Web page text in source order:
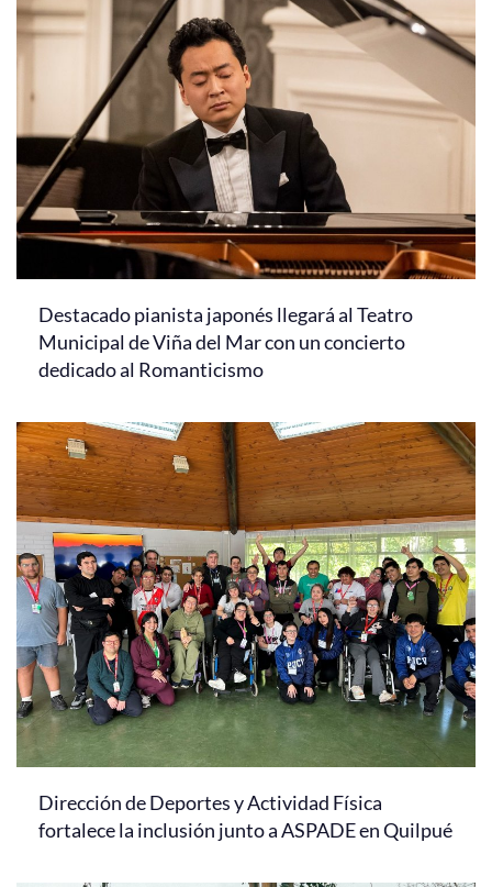
Destacado pianista japonés llegará al Teatro
Municipal de Viña del Mar con un concierto
dedicado al Romanticismo
Dirección de Deportes y Actividad Física
fortalece la inclusión junto a ASPADE en Quilpué